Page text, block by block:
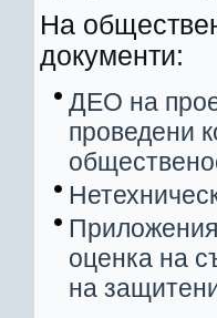
На
документи:
ДЕО на
проведени
оценка на
на